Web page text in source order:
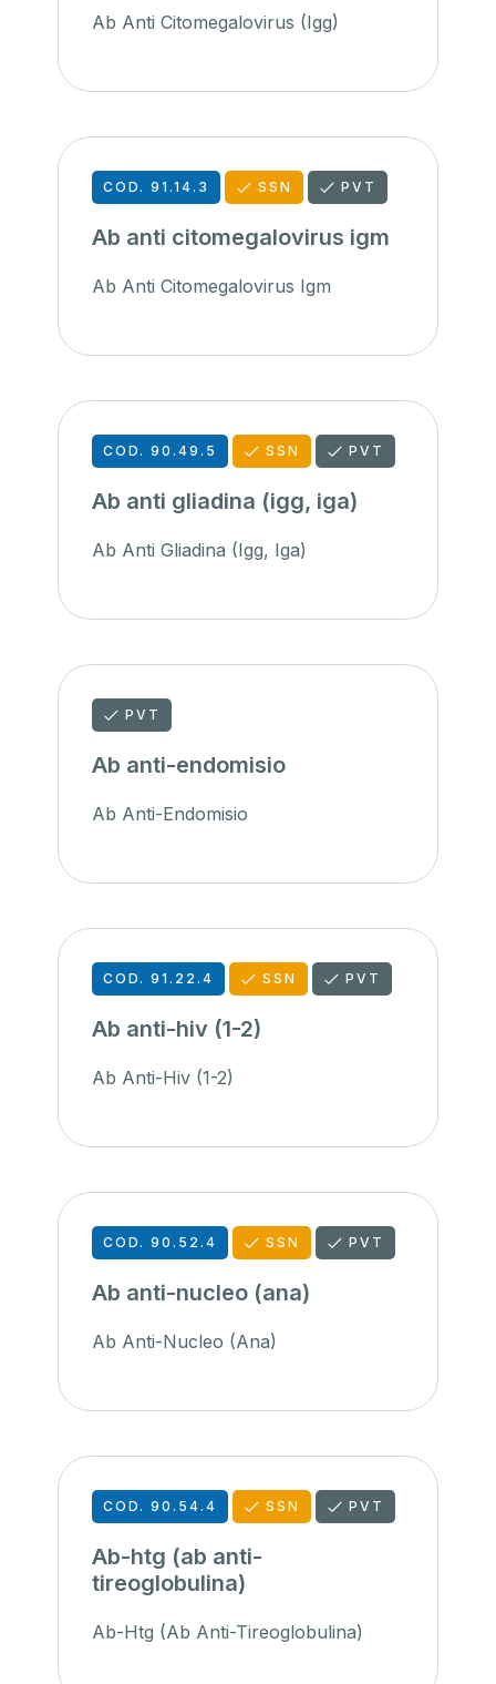
Ab Anti Citomegalovirus (Igg)
COD. 91.14.3 SSN PVT
Ab anti citomegalovirus igm
Ab Anti Citomegalovirus Igm
COD. 90.49.5 SSN PVT
Ab anti gliadina (igg, iga)
Ab Anti Gliadina (Igg, Iga)
PVT
Ab anti-endomisio
Ab Anti-Endomisio
COD. 91.22.4 SSN PVT
Ab anti-hiv (1-2)
Ab Anti-Hiv (1-2)
COD. 90.52.4 SSN PVT
Ab anti-nucleo (ana)
Ab Anti-Nucleo (Ana)
COD. 90.54.4 SSN PVT
Ab-htg (ab anti-
tireoglobulina)
Ab-Htg (Ab Anti-Tireoglobulina)